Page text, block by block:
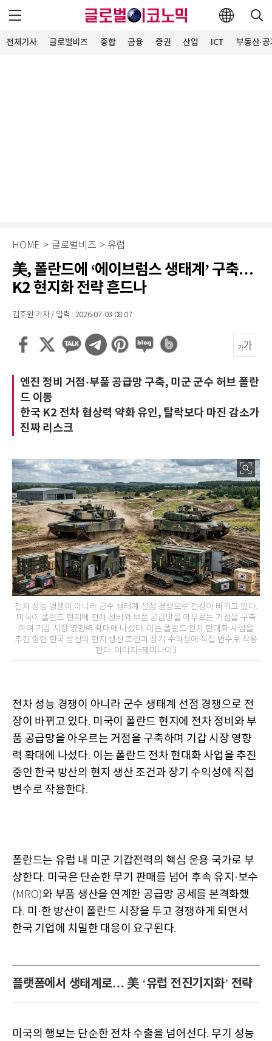
전체기사 글로벌비즈 종합 금융 증권 산업 ICT 부동산·
HOME > 글로벌비즈 > 유럽
美, 폴란드에 ‘에이브럼스 생태계’ 구축…
K2 현지화 전략 흔드나
김주원 기자 / 입력 : 2026-07-03 08:07
엔진 정비 거점·부품 공급망 구축, 미군 군수 허브 폴란
드 이동
한국 K2 전차 협상력 약화 유인, 탈락보다 마진 감소가
진짜 리스크
전차 성능 경쟁이 아니라 군수 생태계 선점 경쟁으로 전장이 바뀌고 있다.
미국이 폴란드 현지에 전차 정비와 부품 공급망을 아우르는 거점을 구축
하며 기갑 시장 영향력 확대에 나섰다. 이는 폴란드 전차 현대화 사업을
추진 중인 한국 방산의 현지 생산 조건과 장기 수익성에 직접 변수로 작용
한다. 이미지=제미나이3
전차 성능 경쟁이 아니라 군수 생태계 선점 경쟁으로 전
장이 바뀌고 있다. 미국이 폴란드 현지에 전차 정비와 부
품 공급망을 아우르는 거점을 구축하며 기갑 시장 영향
력 확대에 나섰다. 이는 폴란드 전차 현대화 사업을 추진
중인 한국 방산의 현지 생산 조건과 장기 수익성에 직접
변수로 작용한다.
폴란드는 유럽 내 미군 기갑전력의 핵심 운용 국가로 부
상한다. 미국은 단순한 무기 판매를 넘어 후속 유지 ·보수
(MRO)와 부품 생산을 연계한 공급망 공세를 본격화했
다. 미 ·한 방산이 폴란드 시장을 두고 경쟁하게 되면서
한국 기업에 치밀한 대응이 요구된다.
플랫폼에서 생태계로… 美 ‘유럽 전진기지화’ 전략
미국의 행보는 단순한 전차 수출을 넘어선다. 무기 성능